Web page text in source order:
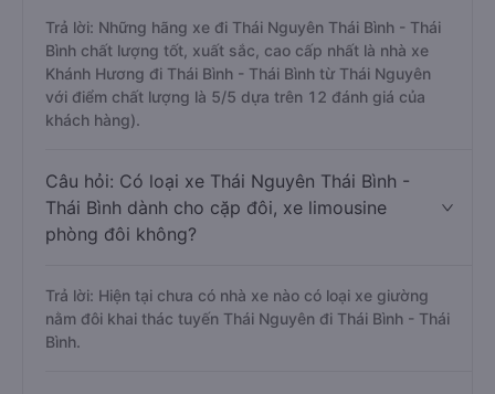
Trả lời: Những hãng xe đi Thái Nguyên Thái Bình - Thái
Bình chất lượng tốt, xuất sắc, cao cấp nhất là nhà xe
Khánh Hương đi Thái Bình - Thái Bình từ Thái Nguyên
với điểm chất lượng là 5/5 dựa trên 12 đánh giá của
khách hàng).
Câu hỏi: Có loại xe Thái Nguyên Thái Bình -
Thái Bình dành cho cặp đôi, xe limousine
phòng đôi không?
Trả lời: Hiện tại chưa có nhà xe nào có loại xe giường
nằm đôi khai thác tuyến Thái Nguyên đi Thái Bình - Thái
Bình.